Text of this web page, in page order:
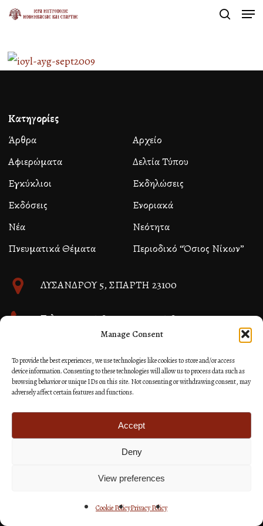
Manage Consent
To provide the best experiences, we use technologies like cookies to store and/or access
device information. Consenting to these technologies will allow us to process data such as
browsing behavior or unique IDs on this site. Not consenting or withdrawing consent, may
adversely affect certain features and functions.
Accept
Deny
View preferences
Cookie PolicyPrivacy Policy
Skip
content
Κατηγορίες
Άρθρα
Αρχείο
Αφιερώματα
Δελτία Τύπου
Εγκύκλιοι
Εκδηλώσεις
Εκδόσεις
Ενοριακά
Νέα
Νεότητα
Πνευματικά Θέματα
Περιοδικό “Όσιος Νίκων”
ΛΥΣΑΝΔΡΟΥ 5, ΣΠΑΡΤΗ 23100
Τηλ. 27310 26580 και 27310 26581
Κατασκευή Ιστοσελίδων Site as you GO: Falcon από
Hellenic Technologies